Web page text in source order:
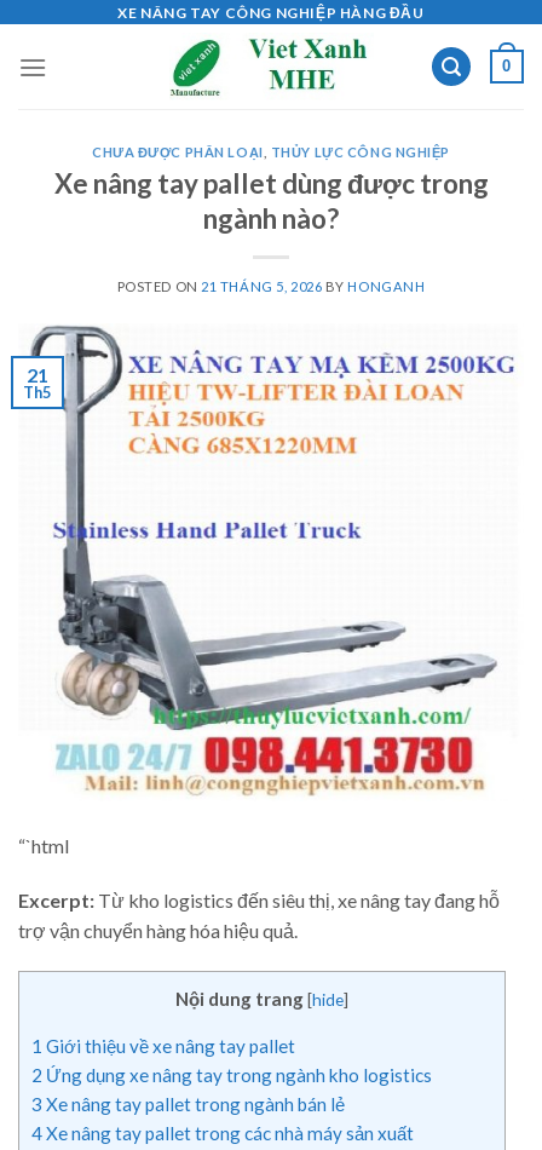
content
XE NÂNG TAY CÔNG NGHIỆP HÀNG ĐẦU
0
CHƯA ĐƯỢC PHÂN LOẠI THỦY LỰC CÔNG NGHIỆP
Xe nâng tay pallet dùng được trong
ngành nào?
POSTED ON 21 THÁNG 5, 2026 BYHONGANH
21
Th5
“`html
Excerpt: Từ kho logistics đến siêu thị, xe nâng tay đang hỗ
trợ vận chuyển hàng hóa hiệu quả.
Nội dung trang[hide]
1 Giới thiệu về xe nâng tay pallet
2 Ứng dụng xe nâng tay trong ngành kho logistics
3 Xe nâng tay pallet trong ngành bán lẻ
4Xe nâng tay pallet trong các nhà máy sản xuất